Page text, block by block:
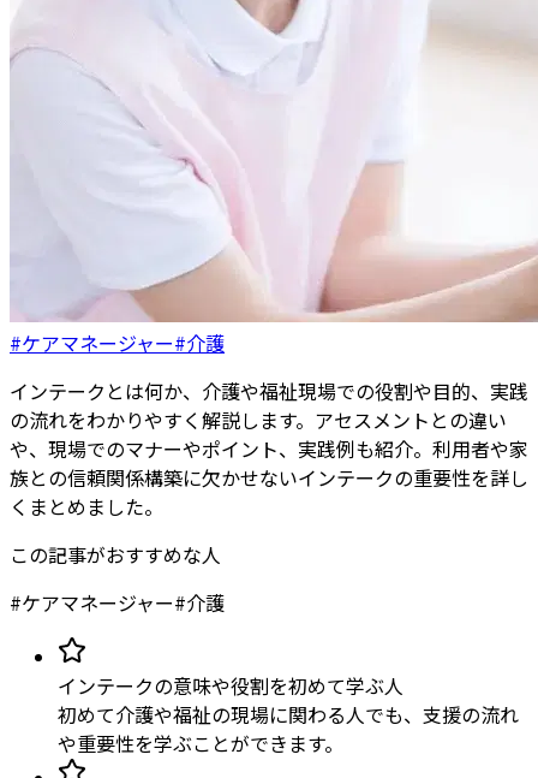
#ケアマネージャー#介護
インテークとは何か、介護や福祉現場での役割や目的、実践
の流れをわかりやすく解説します。アセスメントとの違い
や、現場でのマナーやポイント、実践例も紹介。利用者や家
族との信頼関係構築に欠かせないインテークの重要性を詳し
くまとめました。
この記事がおすすめな人
#ケアマネージャー#介護
インテークの意味や役割を初めて学ぶ人
初めて介護や福祉の現場に関わる人でも、支援の流れ
や重要性を学ぶことができます。